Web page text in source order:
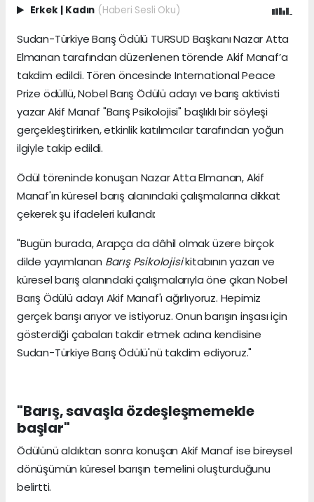
Erkek | Kadın (Haberi Sesli Oku)
Sudan-Türkiye Barış Ödülü TURSUD Başkanı Nazar Atta
Elmanan tarafından düzenlenen törende Akif Manaf’a
takdim edildi. Tören öncesinde International Peace
Prize ödüllü, Nobel Barış Ödülü adayı ve barış aktivisti
yazar Akif Manaf "Barış Psikolojisi" başlıklı bir söyleşi
gerçekleştirirken, etkinlik katılımcılar tarafından yoğun
ilgiyle takip edildi.
Ödül töreninde konuşan Nazar Atta Elmanan, Akif
Manaf'ın küresel barış alanındaki çalışmalarına dikkat
çekerek şu ifadeleri kullandı:
"Bugün burada, Arapça da dâhil olmak üzere birçok
dilde yayımlanan Barış Psikolojisikitabının yazarı ve
küresel barış alanındaki çalışmalarıyla öne çıkan Nobel
Barış Ödülü adayı Akif Manaf'ı ağırlıyoruz. Hepimiz
gerçek barışı arıyor ve istiyoruz. Onun barışın inşası için
gösterdiği çabaları takdir etmek adına kendisine
Sudan-Türkiye Barış Ödülü'nü takdim ediyoruz."
"Barış, savaşla özdeşleşmemekle
başlar"
Ödülünü aldıktan sonra konuşan Akif Manaf ise bireysel
dönüşümün küresel barışın temelini oluşturduğunu
belirtti.